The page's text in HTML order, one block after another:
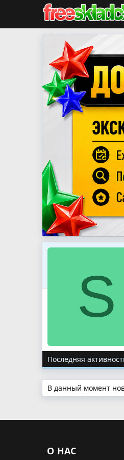
S
Последняя
В данный момент
О НАС